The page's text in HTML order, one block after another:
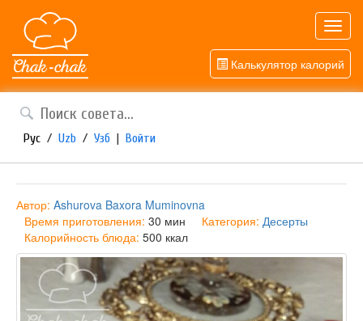
Калькулятор калорий
Рус / Uzb / Узб | Войти
Автор: Ashurova Baxora Muminovna
Время приготовления: 30 мин Категория: Десерты
Калорийность блюда: 500 ккал